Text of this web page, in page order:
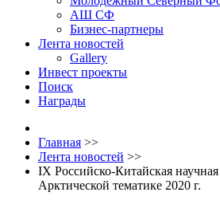
АШ СФ
Бизнес-партнеры
Лента новостей
Gallery
Инвест проекты
Поиск
Награды
Главная >>
Лента новостей >>
IX Российско-Китайская
Арктической тематике 2020 г.